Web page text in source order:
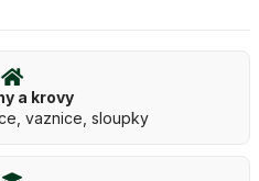
a krovy
vaznice, sloupky